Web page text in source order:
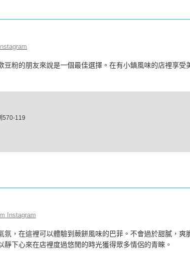
豆粉的朋友來說是一個最佳選擇。在有小鎮風味的店裡享受
570-119
Instagram
氛，在這裡可以體驗到蕨餅風味的巴菲。不會過於甜膩，爽
下心來在店裡度過悠閒的時光獲得眾多情侶的青睞。